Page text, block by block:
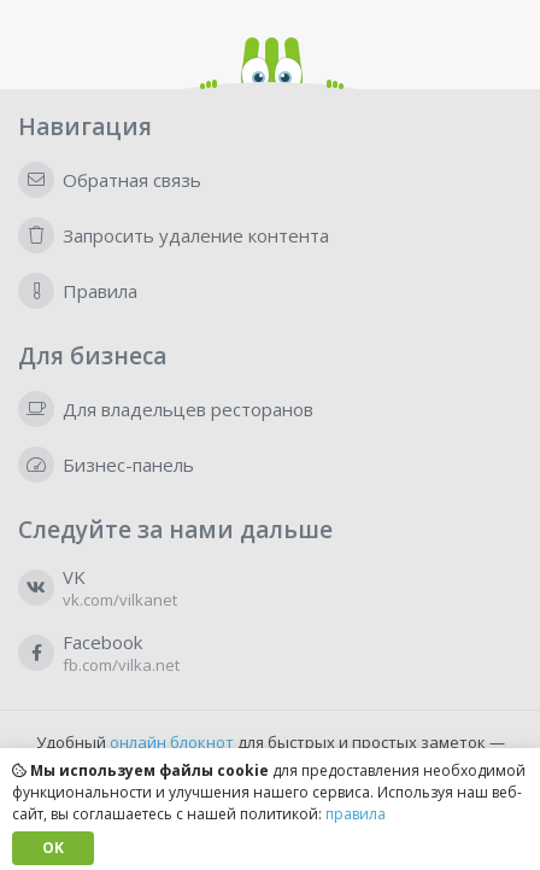
Навигация
Обратная связь
Запросить удаление контента
Правила
Для бизнеса
Для владельцев ресторанов
Бизнес-панель
Следуйте за нами дальше
VK
vk.com/vilkanet
Facebook
fb.com/vilka.net
Удобный онлайн блокнотдля быстрых и простых заметок —
бесплатно и доступно прямо из браузера.
Мы используем файлы cookie для предоставления необходимой
функциональности и улучшения нашего сервиса. Используя наш веб-
сайт, вы соглашаетесь с нашей политикой: правила
OK